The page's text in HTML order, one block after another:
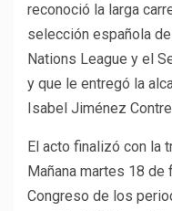
reconoció la larga
selección española
Nations League y el
y que le entregó la
Isabel Jiménez
El acto finalizó con la
Mañana martes 18
Congreso de los